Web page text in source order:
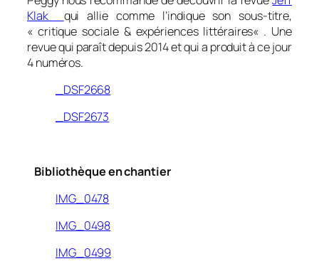
Klak qui allie comme l’indique son sous-titre,
« critique sociale & expériences littéraires« . Une
revue qui paraît depuis 2014 et qui a produit à ce jour
4 numéros.
_DSF2668
_DSF2673
Bibliothèque en chantier
IMG_0478
IMG_0498
IMG_0499